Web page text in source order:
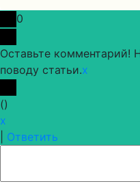
0
Оставьте комментарий!
поводу статьи.x
()
x
Ответить